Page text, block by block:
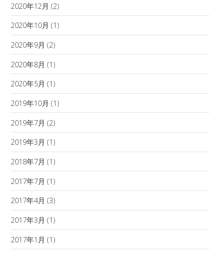
2020年12月 (2)
2020年10月 (1)
2020年9月 (2)
2020年8月 (1)
2020年5月 (1)
2019年10月 (1)
2019年7月 (2)
2019年3月 (1)
2018年7月 (1)
2017年7月 (1)
2017年4月 (3)
2017年3月 (1)
2017年1月 (1)